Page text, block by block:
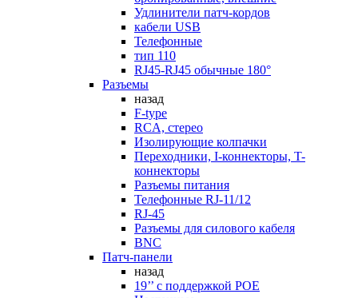
Удлинители патч-кордов
кабели USB
Телефонные
тип 110
RJ45-RJ45 обычные 180°
Разъемы
назад
F-type
RCA, стерео
Изолирующие колпачки
Переходники, I-коннекторы, T-
коннекторы
Разъемы питания
Телефонные RJ-11/12
RJ-45
Разъемы для силового кабеля
BNC
Патч-панели
назад
19’’ с поддержкой POE